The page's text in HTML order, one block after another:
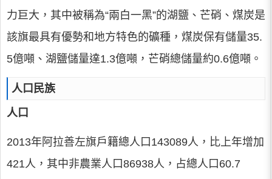
力巨大，其中被稱為“兩白一黑”的湖鹽、芒硝、煤炭是
該旗最具有優勢和地方特色的礦種，煤炭保有儲量35.
5億噸、湖鹽儲量達1.3億噸，芒硝總儲量約0.6億噸。
人口民族
人口
2013年阿拉善左旗戶籍總人口143089人，比上年增加
421人，其中非農業人口86938人，占總人口60.7